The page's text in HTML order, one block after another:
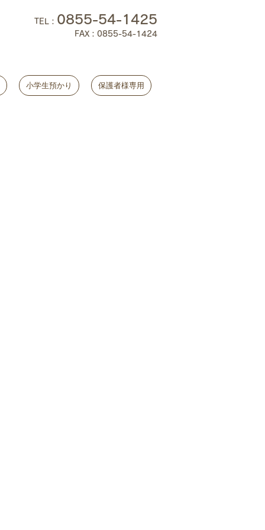
TEL ： 0855-54-1425
FAX：0855-54-1424
小学生預かり 保護者様専用